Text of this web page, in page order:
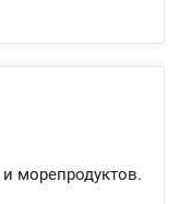
морепродуктов.